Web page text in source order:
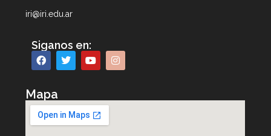
iri@iri.edu.ar
Siganos en:
Mapa